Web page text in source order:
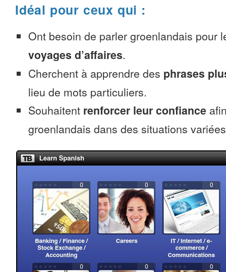
Idéal pour ceux qui :
Ont besoin de parler groenlandais pour
voyages d’affaires.
Cherchent à apprendre des phrases
lieu de mots particuliers.
Souhaitent renforcer leur confiance
groenlandais dans des situations